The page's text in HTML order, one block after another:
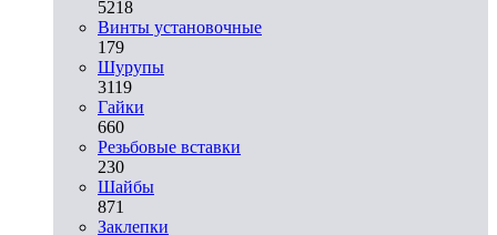
5218
Винты установочные
179
Шурупы
3119
Гайки
660
Резьбовые вставки
230
Шайбы
871
Заклепки